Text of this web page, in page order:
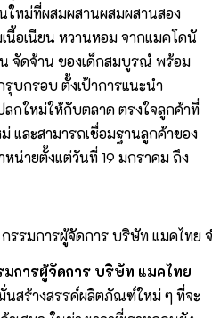
ใหม่ที่ผสมผสานผสมผสานสอง
นื้อเนียน หวานหอม จากแมคโดนั
จัดจ้าน ของเด็กสมบูรณ์ พร้อม
บกรอบ ตั้งเป้าการแนะนำ
กใหม่ให้กับตลาด ตรงใจลูกค้าที่
และสามารถเชื่อมฐานลูกค้าของ
หน่ายตั้งแต่วันที่ 19 มกราคม ถึง
กรรมการผู้จัดการ บริษัท แมคไทย
มการผู้จัดการ บริษัท แมคไทย
นสร้างสรรค์ผลิตภัณฑ์ใหม่ ๆ ที่จะ